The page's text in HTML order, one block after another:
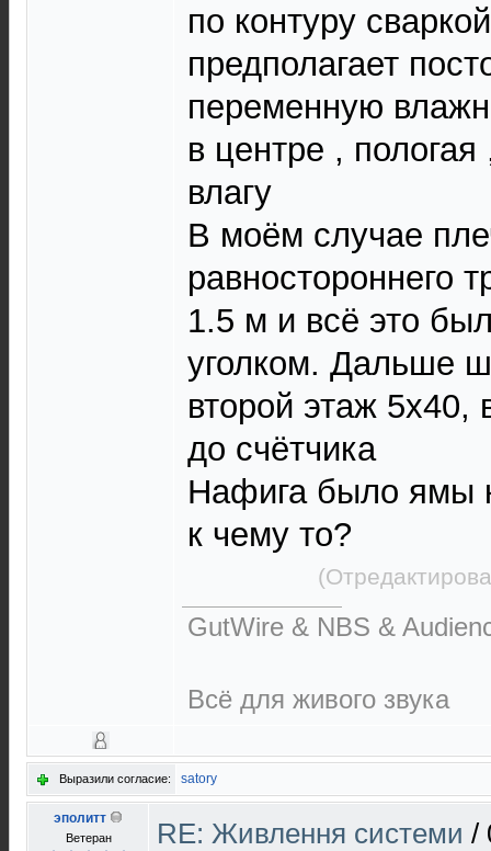
по контуру
предполагает
переменную
в центре , пологая
влагу
В моём случае
равностороннего
1.5 м и всё это
уголком. Дальше
второй этаж 5х40,
до счётчика
Нафига было ямы
к чему то?
GutWire & NBS &
Всё для живого звука
Выразили согласие: satory
эполитт
Ветеран RE: Живлення системи /